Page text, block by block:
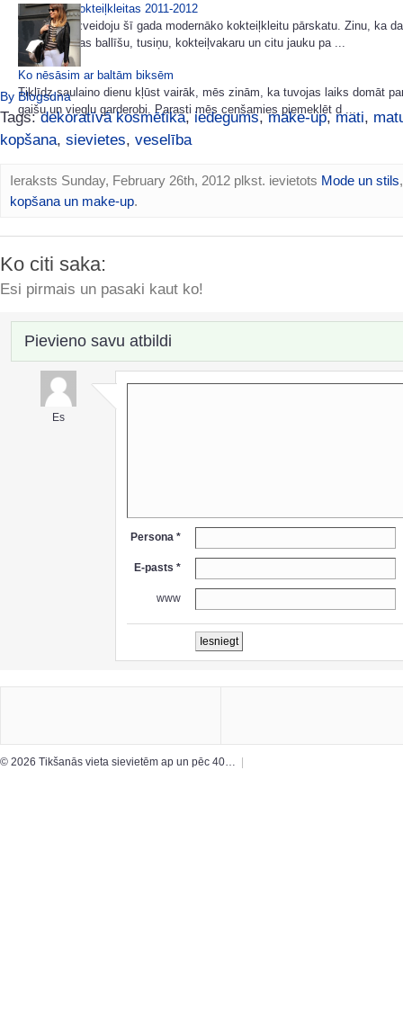
Modernas kokteiļkleitas 2011-2012
Šodien es izveidoju šī gada modernāko kokteiļkleitu pārskatu. Zinu, ka
mums tuvojas ballīšu, tusiņu, kokteiļvakaru un citu jauku pa ...
Ko nēsāsim ar baltām biksēm
Tiklīdz saulaino dienu kļūst vairāk, mēs zinām, ka tuvojas laiks domāt
gaišu un vieglu garderobi. Parasti mēs cenšamies piemeklēt d ...
By Blogsdna
Tags:dekoratīvā kosmētika, iedegums,make-up, mati,
kopšana, sievietes, veselība
Ieraksts Sunday, February 26th, 2012 plkst. ievietots Mode un stils
kopšana un make-up.
Ko citi saka:
Esi pirmais un pasaki kaut ko!
Pievieno savu atbildi
Es
Persona *
E-pasts *
www
© 2026 Tikšanās vieta sievietēm ap un pēc 40…